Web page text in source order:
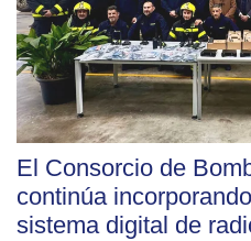
El Consorcio de
continúa
sistema digital de